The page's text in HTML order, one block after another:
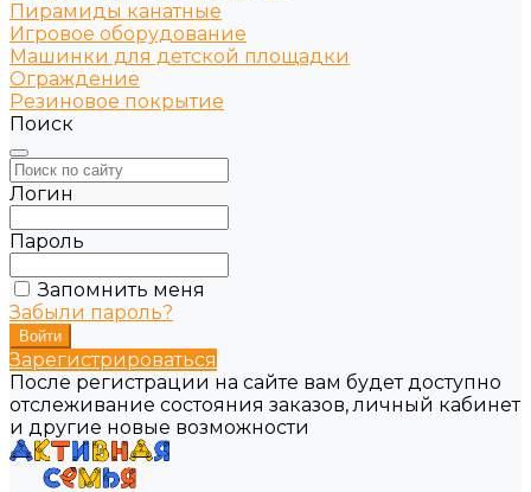
Пирамиды канатные
Игровое оборудование
Машинки для детской площадки
Ограждение
Резиновое покрытие
Поиск
Логин
Пароль
Запомнить меня
Забыли пароль?
Зарегистрироваться
После регистрации на сайте вам будет доступно
отслеживание состояния заказов, личный кабинет
и другие новые возможности